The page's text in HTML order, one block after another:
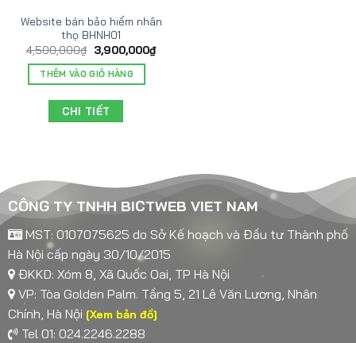
Website bán bảo hiểm nhân
thọ BHNH01
4,500,000₫ 3,900,000₫
THÊM VÀO GIỎ HÀNG
CHI TIẾT
CÔNG TY TNHH BICTWEB VIET NAM
MST: 0107075625 do Sở Kế hoạch và Đầu tư Thành phố
Hà Nội cấp ngày 30/10/2015
ĐKKD: Xóm 8, Xã Quốc Oai, TP Hà Nội
VP: Tòa Golden Palm. Tầng 5, 21 Lê Văn Lương, Nhân
Chính, Hà Nội [Xem bản đồ]
Tel 01: 024.2246.2288